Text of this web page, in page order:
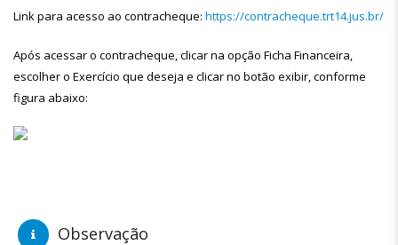
Link para acesso ao contracheque: https://contracheque.trt14.jus.br/
Após acessar o contracheque, clicar na opção Ficha Financeira,
escolher o Exercício que deseja e clicar no botão exibir, conforme
figura abaixo:
Observação